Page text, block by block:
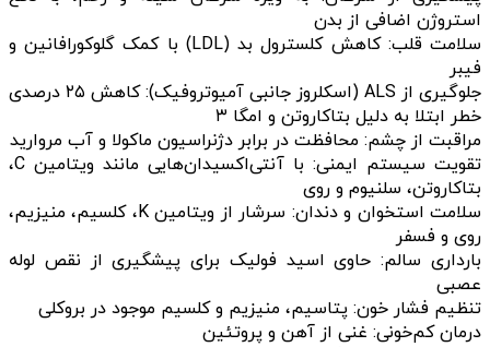
استروژن اضافی از بدن
سلامت قلب: کاهش کلسترول بد (LDL) با کمک گلوکورافانین و
فیبر
جلوگیری از ALS (اسکلروز جانبی آمیوتروفیک): کاهش ۲۵ درصدی
خطر ابتلا به دلیل بتاکاروتن و امگا ۳
مراقبت از چشم: محافظت در برابر دژنراسیون ماکولا و آب مروارید
تقویت سیستم ایمنی: با آنتی‌اکسیدان‌هایی مانند ویتامین C،
بتاکاروتن، سلنیوم و روی
سلامت استخوان و دندان: سرشار از ویتامین K، کلسیم، منیزیم،
روی و فسفر
بارداری سالم: حاوی اسید فولیک برای پیشگیری از نقص لوله
عصبی
تنظیم فشار خون: پتاسیم، منیزیم و کلسیم موجود در بروکلی
درمان کم‌خونی: غنی از آهن و پروتئین